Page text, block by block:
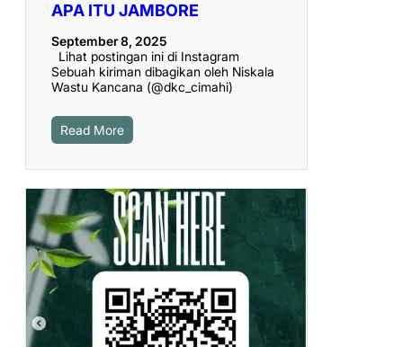
APA ITU JAMBORE
September 8, 2025
Lihat postingan ini di Instagram
Sebuah kiriman dibagikan oleh Niskala
Wastu Kancana (@dkc_cimahi)
Read More